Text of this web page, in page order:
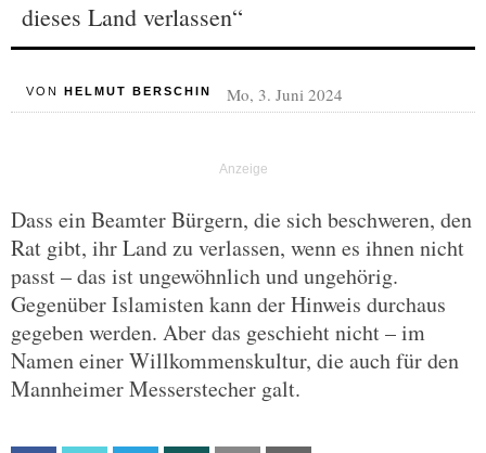
dieses Land verlassen“
VON HELMUT BERSCHIN Mo, 3. Juni 2024
Dass ein Beamter Bürgern, die sich beschweren, den
Rat gibt, ihr Land zu verlassen, wenn es ihnen nicht
passt – das ist ungewöhnlich und ungehörig.
Gegenüber Islamisten kann der Hinweis durchaus
gegeben werden. Aber das geschieht nicht – im
Namen einer Willkommenskultur, die auch für den
Mannheimer Messerstecher galt.